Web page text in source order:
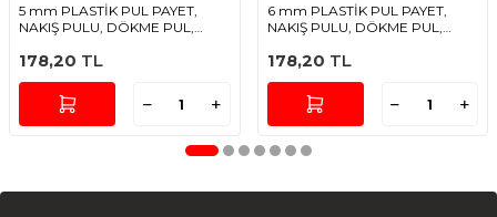
5 mm PLASTİK PUL PAYET,
NAKIŞ PULU, DÖKME PUL,
178,20 TL
6 mm PLASTİK PUL PAYET,
NAKIŞ PULU, DÖKME PUL,
178,20 TL